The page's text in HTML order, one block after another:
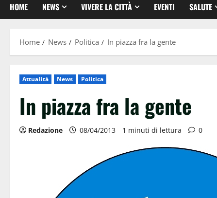
HOME NEWS VIVERE LA CITTÀ EVENTI SALUTE
Home News Politica In piazza fra la gente
Attualità News Politica
In piazza fra la gente
Redazione 08/04/2013 1 minuti di lettura 0